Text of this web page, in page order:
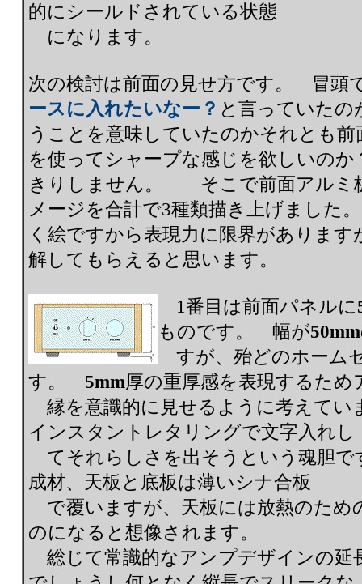
的にシールドされている状態
になります。
次の検討は前面の見せ方です。 冒頭
ースに入れたいなー？ と言っていたの
うことを意味していたのかそれとも
を使ってシャープな感じを欲しいの
きりしません。 そこで前面アルミ
メージを合計で3種類描き上げまし
く絵ですから表現力に限界がありま
解してもらえると思います。
1番目は前面パネルに
ものです。 幅が50mm
すが、殆どのホーム
す。 5mm厚の重厚感を表現するため
縁を意識的に見せるように考えて
インスタントレタリングで文字入れし
てそれらしさを出そうという魂胆
成材、天板と底板は薄いシナ合板
で覆いますが、天板には放熱のため
のになると想像されます。
総じて常識的なアンプデザインの延